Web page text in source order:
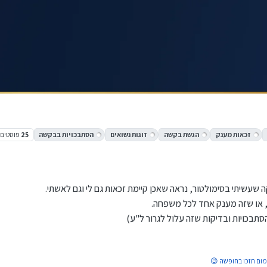
זכאות מענק הגשת בקשה זוגות נשואים הסתבכויות בבקשה 25 פוסטים
בסימולטור, נראה שאכן קיימת זכאות גם לי וגם לאשתי.
או שזה מענק אחד לכל משפחה.
ובדיקות שזה עלול לגרור ל"ע)
תזכו בחופשה 😉